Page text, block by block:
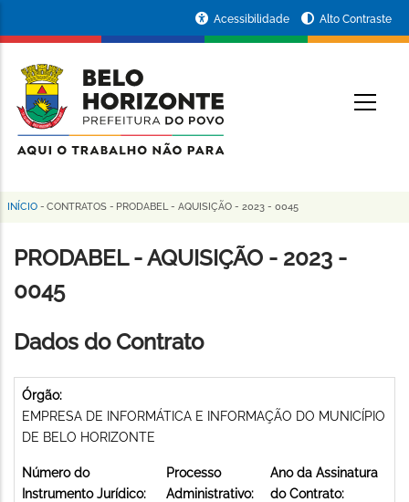
conteúdo
principal
da
Prefeitura
de
Horizonte
Acessibilidade Alto Contraste
Trilha
de
navegação
INÍCIO - CONTRATOS - PRODABEL - AQUISIÇÃO - 2023 - 0045
PRODABEL - AQUISIÇÃO - 2023 -
0045
Dados do Contrato
Órgão:
EMPRESA DE INFORMÁTICA E INFORMAÇÃO DO MUNICÍPIO
DE BELO HORIZONTE
Número do
Instrumento Jurídico:
Processo
Administrativo:
Ano da Assinatura
do Contrato: